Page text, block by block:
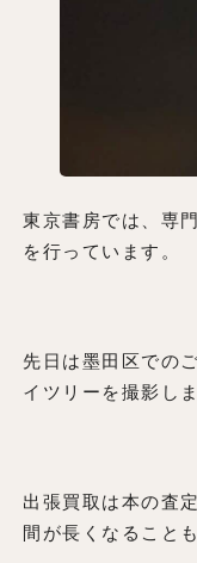
東京書房では、専
を行っています。
先日は墨田区での
イツリーを撮影し
出張買取は本の査
間が長くなること